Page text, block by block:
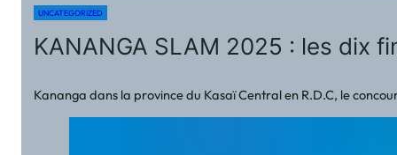
UNCATEGORIZED
KANANGA SLAM 2025 : les dix
Kananga dans la province du Kasaï Central en R.D.C, le